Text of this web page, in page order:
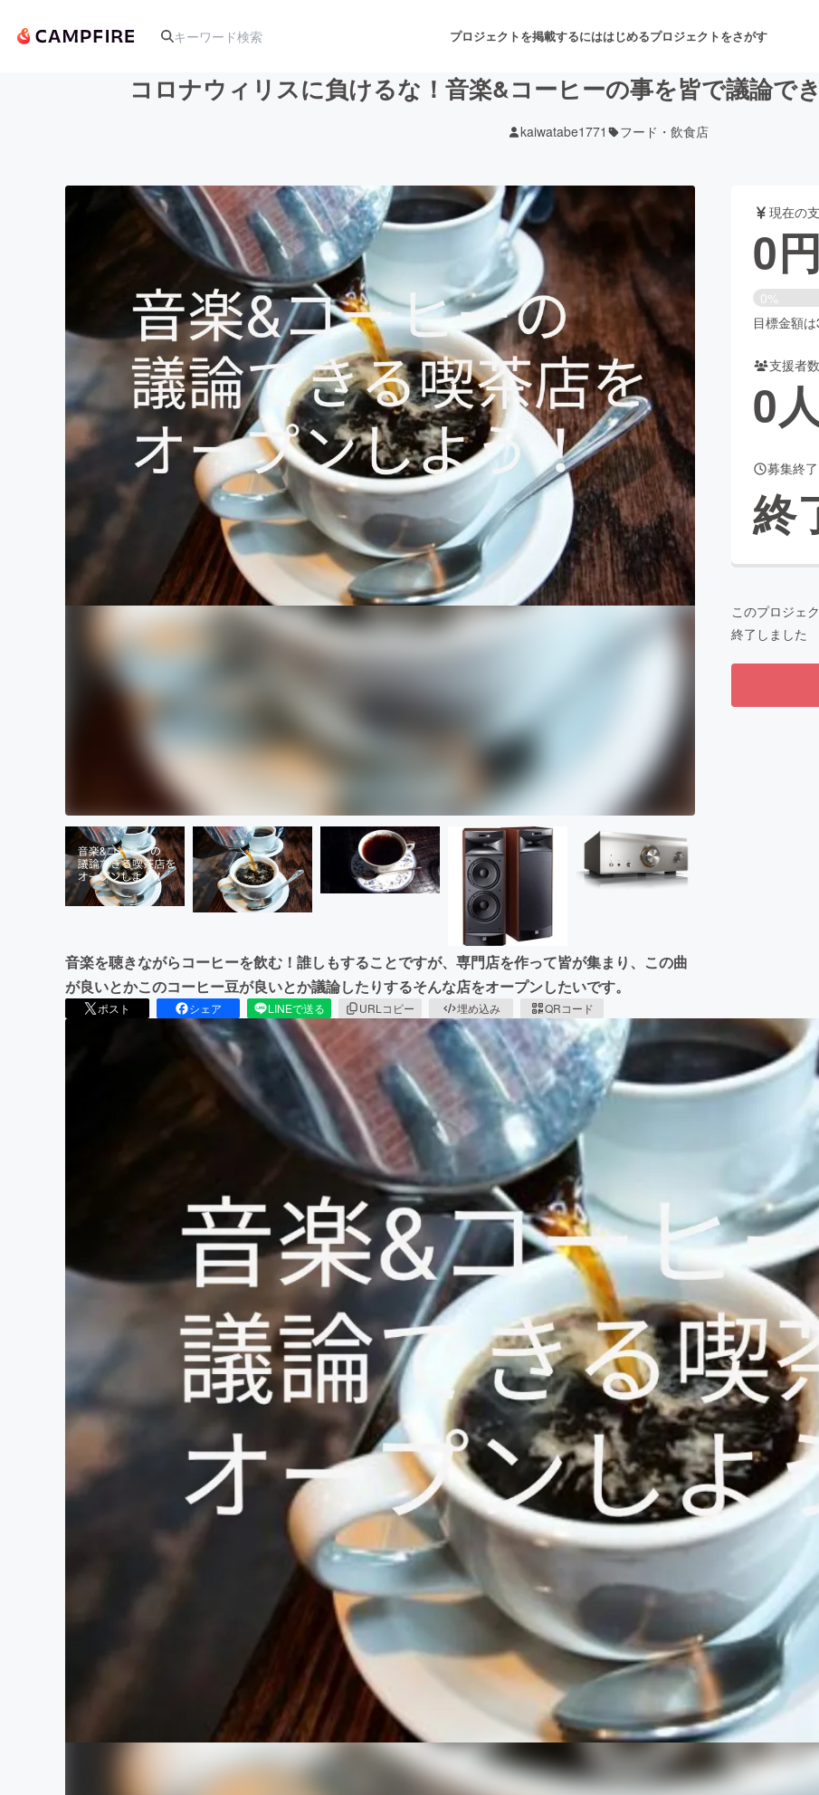
プロジェクトを掲載するにははじめるプロジェクトをさがす
アート・写真 音楽 舞台・パフォーマンス
テクノロジー・ガジェット ゲーム・サービス開発
映像・映画 書籍・雑誌出版 アニメ・漫画
ビジネス・起業 チャレンジ ビューティー・ヘルスケア
まちづくり・地域活性化
CAMPFIRE for Social GoodCAMPFIRE Creation
CAMPFIREふるさと納税machi-yaコミュニティ
コロナウィリスに負けるな！音楽&コーヒーの事を皆で議論で
kaiwatabe1771 フード・飲食店
音楽を聴きながらコーヒーを飲む！誰しもすることですが、専門店を作って皆が集まり、この曲
が良いとかこのコーヒー豆が良いとか議論したりするそんな店をオープンしたいです。
ポスト シェア LINEで送る URLコピー 埋め込み QRコード
現在の
0円
0%
目標金額
支援者数
0
募集終
終
このプロジェク
終了しました